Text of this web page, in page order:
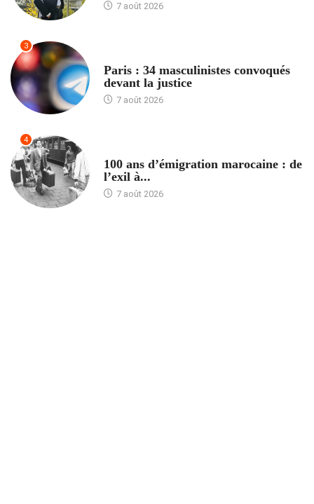
7 août 2026
3
Paris : 34 masculinistes convoqués
devant la justice
7 août 2026
4
100 ans d’émigration marocaine : de
l’exil à...
7 août 2026